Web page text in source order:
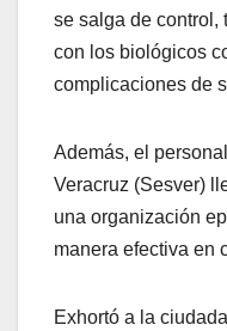
se salga de control,
con los biológicos
complicaciones de
Además, el
Veracruz (Sesver)
una organización
manera efectiva en
Exhortó a la